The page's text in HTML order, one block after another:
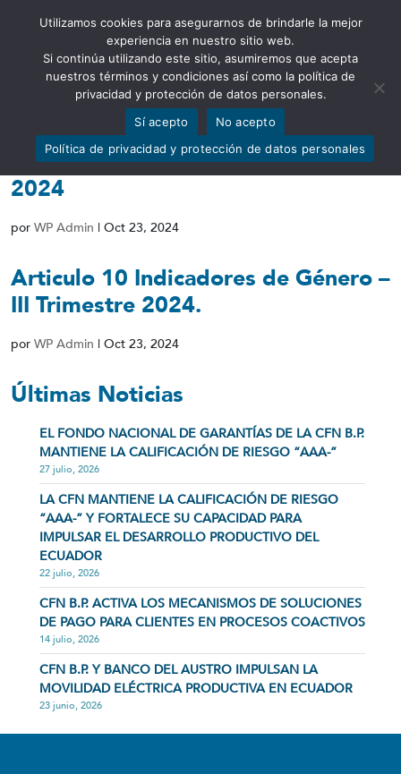
Abrir barra de herramientas
Cumplimiento Art 9 – Programas de
Educación Financiera – III Trimestre
2024
por WP Admin | Oct 23, 2024
Articulo 10 Indicadores de Género –
III Trimestre 2024.
por WP Admin | Oct 23, 2024
Últimas Noticias
EL FONDO NACIONAL DE GARANTÍAS DE LA CFN B.P.
MANTIENE LA CALIFICACIÓN DE RIESGO “AAA-”
27 julio, 2026
LA CFN MANTIENE LA CALIFICACIÓN DE RIESGO
“AAA-” Y FORTALECE SU CAPACIDAD PARA
IMPULSAR EL DESARROLLO PRODUCTIVO DEL
ECUADOR
22 julio, 2026
CFN B.P. ACTIVA LOS MECANISMOS DE SOLUCIONES
DE PAGO PARA CLIENTES EN PROCESOS COACTIVOS
14 julio, 2026
CFN B.P. Y BANCO DEL AUSTRO IMPULSAN LA
MOVILIDAD ELÉCTRICA PRODUCTIVA EN ECUADOR
23 junio, 2026
Utilizamos cookies para asegurarnos de brindarle la mejor
experiencia en nuestro sitio web.
Si continúa utilizando este sitio, asumiremos que acepta
nuestros términos y condiciones así como la política de
privacidad y protección de datos personales.
Sí acepto
No acepto
Política de privacidad y protección de datos personales